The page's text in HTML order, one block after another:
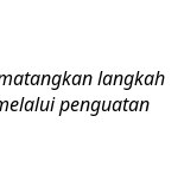
langkah
penguatan